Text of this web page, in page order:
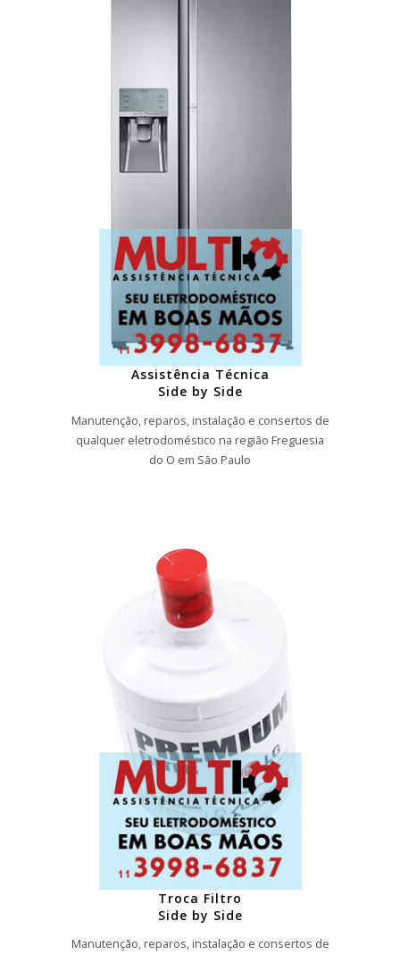
Assistência Técnica
Side by Side
Manutenção, reparos, instalação e consertos de
qualquer eletrodoméstico na região Freguesia
do O em São Paulo
Troca Filtro
Side by Side
Manutenção, reparos, instalação e consertos de